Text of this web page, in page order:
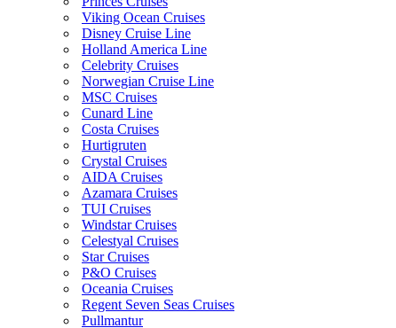
Viking Ocean Cruises
Disney Cruise Line
Holland America Line
Celebrity Cruises
Norwegian Cruise Line
MSC Cruises
Cunard Line
Costa Cruises
Hurtigruten
Crystal Cruises
AIDA Cruises
Azamara Cruises
TUI Cruises
Windstar Cruises
Celestyal Cruises
Star Cruises
P&O Cruises
Oceania Cruises
Regent Seven Seas Cruises
Pullmantur